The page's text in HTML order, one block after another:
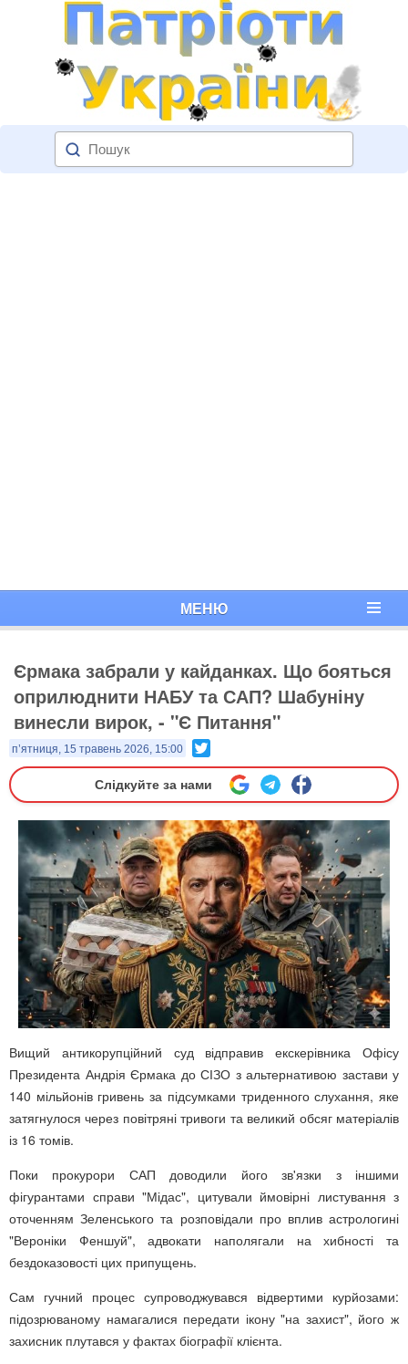
МЕНЮ
Єрмака забрали у кайданках. Що бояться
оприлюднити НАБУ та САП? Шабуніну
винесли вирок, - "Є Питання"
п’ятниця, 15 травень 2026, 15:00
Слідкуйте за нами
Вищий антикорупційний суд відправив екскерівника Офісу
Президента Андрія Єрмака до СІЗО з альтернативою застави у
140 мільйонів гривень за підсумками триденного слухання, яке
затягнулося через повітряні тривоги та великий обсяг матеріалів
із 16 томів.
Поки прокурори САП доводили його зв'язки з іншими
фігурантами справи "Мідас", цитували ймовірні листування з
оточенням Зеленського та розповідали про вплив астрологині
"Вероніки Феншуй", адвокати наполягали на хибності та
бездоказовості цих припущень.
Сам гучний процес супроводжувався відвертими курйозами:
підозрюваному намагалися передати ікону "на захист", його ж
захисник плутався у фактах біографії клієнта.